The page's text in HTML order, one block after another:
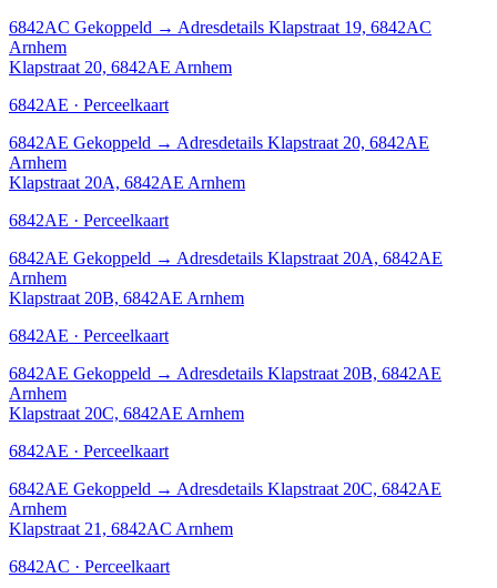
6842AC Gekoppeld → Adresdetails Klapstraat 19, 6842AC
Arnhem
Klapstraat 20, 6842AE Arnhem
6842AE · Perceelkaart
6842AE Gekoppeld → Adresdetails Klapstraat 20, 6842AE
Arnhem
Klapstraat 20A, 6842AE Arnhem
6842AE · Perceelkaart
6842AE Gekoppeld → Adresdetails Klapstraat 20A, 6842AE
Arnhem
Klapstraat 20B, 6842AE Arnhem
6842AE · Perceelkaart
6842AE Gekoppeld → Adresdetails Klapstraat 20B, 6842AE
Arnhem
Klapstraat 20C, 6842AE Arnhem
6842AE · Perceelkaart
6842AE Gekoppeld → Adresdetails Klapstraat 20C, 6842AE
Arnhem
Klapstraat 21, 6842AC Arnhem
6842AC · Perceelkaart